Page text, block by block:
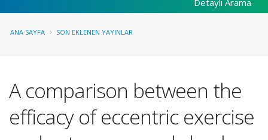
Detaylı Arama
ANA SAYFA SON EKLENEN YAYINLAR
A comparison between the
efficacy of eccentric exercise